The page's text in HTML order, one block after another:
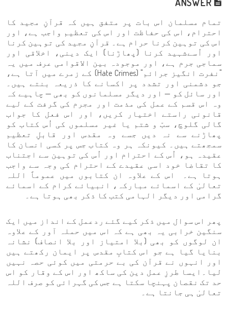
تمام مسلمان اس بات پر متفق ہیں کہ قرآنِ مجید کا
احترام، اس کی حفاظت اور اس کی تعظیم واجب ہے، اور
اس کی توہین کرنا حرام ہے۔ قرآنِ مجید کی توہین کرنا
اور اُسےشہید کرنا (پھاڑنا) ایک دینی، اخلاقی اور
سماجی جرم ہے، اور موجودہ بین الاقوامی عرف میں یہ
"نفرت انگیز جرائم" (Hate Crimes) کے زمرے میں آتا ہے،
جو دشمنی اور تشدد پر اکسانے کا ذریعہ بنتے ہیں۔
اور سائل کو — اور دیگر مسلمانوں کو بھی — چاہیے کہ
وہ اس قسم کے عمل کی مذمت اور مجرم کی گرفت کے لیے
قانونی راستے اختیار کریں، اور اس فعل کا جواب
گالی گلوچ، سبّ و شتم یا غیر مسلموں کی اُس کتاب کو
پھاڑنے سے نہ دیں جسے وہ مقدس اور قابلِ تعظیم
سمجھتے ہیں۔ کیونکہ ہر وہ کتاب جس پر کسی انسان کا
عقیدہ ہو، اُس کے احترام اور اُس کی توہین سے اجتناب
کا تقاضا خود اسی عقیدے کے احترام کی وجہ سے واجب
ہوتا ہے۔ اس کے علاوہ ان کتابوں میں عموماً اللہ
تعالیٰ کے اسمائے مبارکہ، انبیائے کرام کے اسمائے
گرامی اور دیگر الہامی کتب کا ذکر بھی ہوتا ہے۔
پھر اس سوال میں ذکر کیے گئے ردعمل کے انداز میں ایک
سنگین خرابی یہ بھی ہے کہ اس میں حملہ آور کے علاوہ
ان لوگوں کو بھی (بلا امتیاز اور بلا انصاف) نشانہ
بنایا گیا ہے جو اس کتابِ مقدس پر ایمان رکھتے ہیں
اور انہوں نے قرآن کی بے حرمتی میں کوئی حصہ نہیں
لیا۔ایسا طرزِ عمل دین کی ساکھ اور اس کے وقار کو اس
حد تک نقصان پہنچا سکتا ہے جس کی گہرائی کو صرف اللہ
تعالیٰ ہی جانتا ہے۔